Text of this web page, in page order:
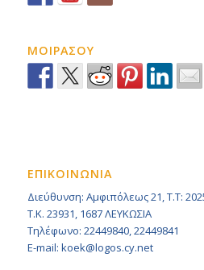
ΜΟΙΡΑΣΟΥ
ΕΠΙΚΟΙΝΩΝΙΑ
Διεύθυνση: Αμφιπόλεως 21, Τ.Τ:
Τ.Κ. 23931, 1687 ΛΕΥΚΩΣΙΑ
Τηλέφωνο: 22449840, 22449841
E-mail: koek@logos.cy.net